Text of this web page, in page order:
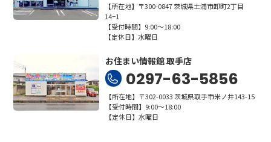
【所在地】〒300-0847 茨城県土浦市卸町2丁目
14−1
【受付時間】9:00～18:00
【定休日】水曜日
お住まい情報館 取手店
0297-63-5856
【所在地】〒302-0033 茨城県取手市米ノ井143-15
【受付時間】9:00～18:00
【定休日】水曜日